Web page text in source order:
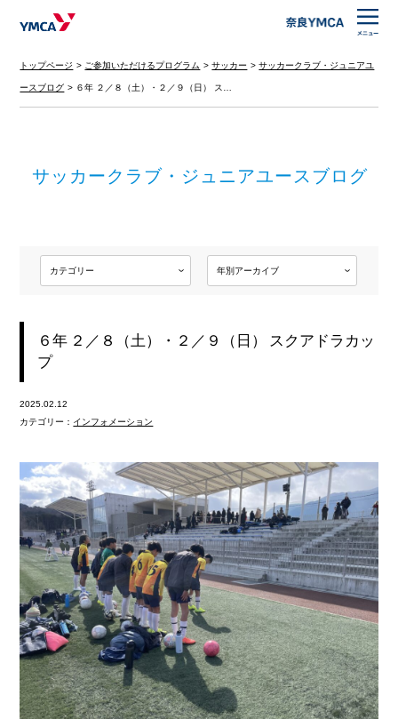
トップページ ご参加いただけるプログラム サッカー サッカークラブ・ジュニアユ
ースブログ ６年 ２／８（土）・２／９（日） ス…
サッカークラブ・ジュニアユースブログ
６年 ２／８（土）・２／９（日） スクアドラカッ
プ
2025.02.12
カテゴリー： インフォメーション